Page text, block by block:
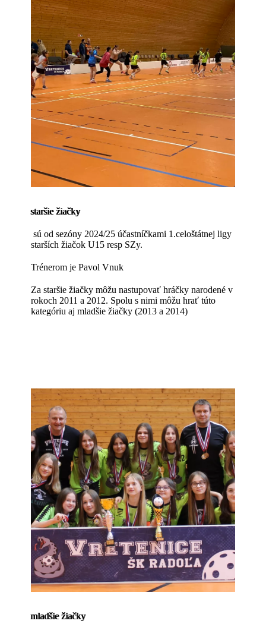
staršie žiačky
sú od sezóny 2024/25 účastníčkami 1.celoštátnej ligy
starších žiačok U15 resp SZy.
Trénerom je Pavol Vnuk
Za staršie žiačky môžu nastupovať hráčky narodené v
rokoch 2011 a 2012. Spolu s nimi môžu hrať túto
kategóriu aj mladšie žiačky (2013 a 2014)
mladšie žiačky